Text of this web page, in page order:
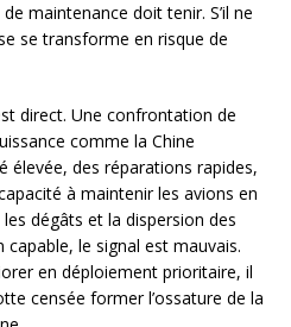
maintenance doit tenir. S’il ne
se transforme en risque de
direct. Une confrontation de
comme la Chine
élevée, des réparations rapides,
à maintenir les avions en
dégâts et la dispersion des
le signal est mauvais.
en déploiement prioritaire, il
censée former l’ossature de la